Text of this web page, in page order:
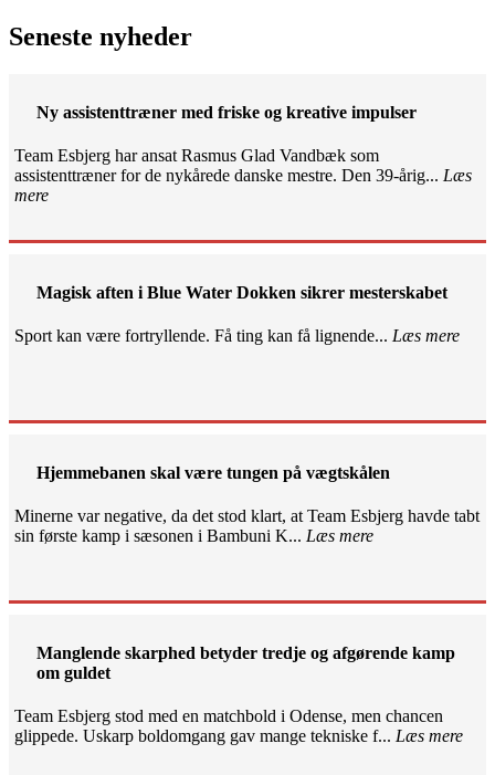
Seneste nyheder
Ny assistenttræner med friske og kreative impulser
Team Esbjerg har ansat Rasmus Glad Vandbæk som
assistenttræner for de nykårede danske mestre. Den 39-årig... Læs
mere
Magisk aften i Blue Water Dokken sikrer mesterskabet
Sport kan være fortryllende. Få ting kan få lignende... Læs mere
Hjemmebanen skal være tungen på vægtskålen
Minerne var negative, da det stod klart, at Team Esbjerg havde tabt
sin første kamp i sæsonen i Bambuni K... Læs mere
Manglende skarphed betyder tredje og afgørende kamp
om guldet
Team Esbjerg stod med en matchbold i Odense, men chancen
glippede. Uskarp boldomgang gav mange tekniske f... Læs mere